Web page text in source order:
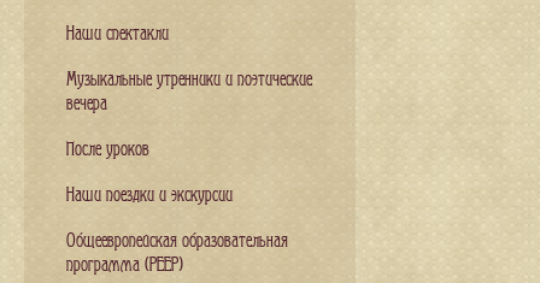
Наши спектакли
Музыкальные утренники и поэтические
вечера
После уроков
Наши поездки и экскурсии
Общеевропейская образовательная
программа (PEEP)